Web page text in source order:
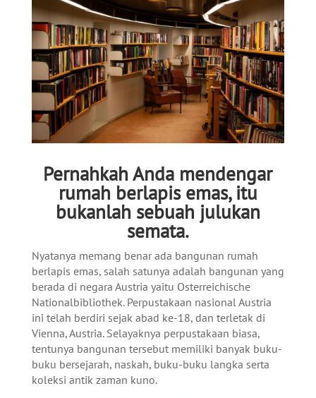
Pernahkah Anda mendengar
rumah berlapis emas, itu
bukanlah sebuah julukan
semata.
Nyatanya memang benar ada bangunan rumah
berlapis emas, salah satunya adalah bangunan yang
berada di negara Austria yaitu Osterreichische
Nationalbibliothek. Perpustakaan nasional Austria
ini telah berdiri sejak abad ke-18, dan terletak di
Vienna, Austria. Selayaknya perpustakaan biasa,
tentunya bangunan tersebut memiliki banyak buku-
buku bersejarah, naskah, buku-buku langka serta
koleksi antik zaman kuno.